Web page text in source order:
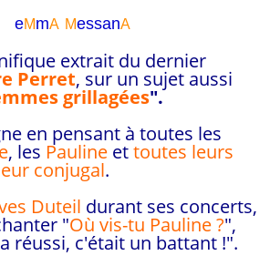
eMmA MessanA
extrait du dernier
Perret, sur un sujet aussi
grillagées".
en pensant à toutes les
, les Pauline ettoutes leurs
conjugal.
Duteil durant ses concerts,
"Où vis-tu Pauline ?",
réussi, c'était un battant !".